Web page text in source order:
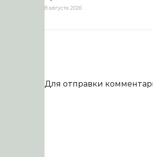
8 августа 2026
Для отправки